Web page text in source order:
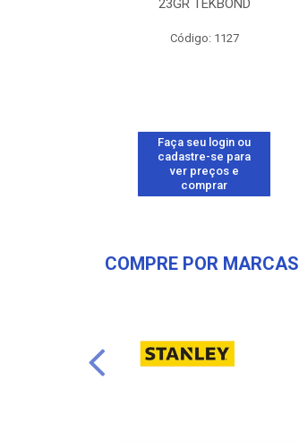
23GR TEKBOND
Código: 1127
Faça seu login ou
cadastre-se para
ver preços e
comprar
COMPRE POR MARCAS